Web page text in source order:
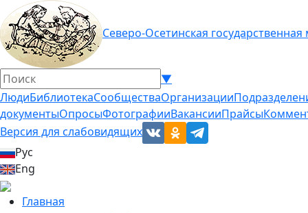
Северо-Осетинская
▼
ЛюдиБиблиотекаСообществаОрганизации
документыОпросыФотографииВакансииПрайсы
Версия для слабовидящих
Рус
Eng
Главная